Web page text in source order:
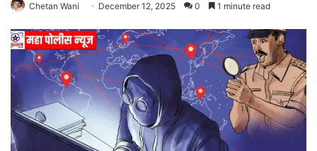
Chetan Wani December 12, 2025 0 1 minute read